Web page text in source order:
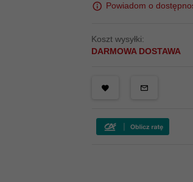
Powiadom o
Koszt wysyłki:
DARMOWA DOSTAWA